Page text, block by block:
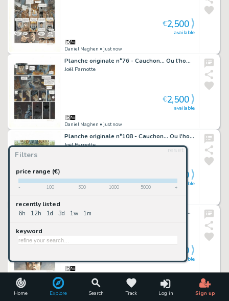
Home Explore Search Track Log in Sign up
Filters
reset
price range (€)
- 100 500 1000 5000 +
recently listed
6h 12h 1d 3d 1w 1m
keyword
Daniel Maghen • just now
available
€2,500
Planche originale n°76 - Cauchon... Ou l'homme qui tua Jeanne d'Arc
Joël Parnotte
Daniel Maghen • just now
available
€2,500
Planche originale n°108 - Cauchon... Ou l'homme qui tua Jeanne d'Arc
Joël Parnotte
available
2,300
Planche originale n°47 - Cauchon... Ou l'homme qui tua Jeanne d'Arc
available
2,300
Joël Parnotte